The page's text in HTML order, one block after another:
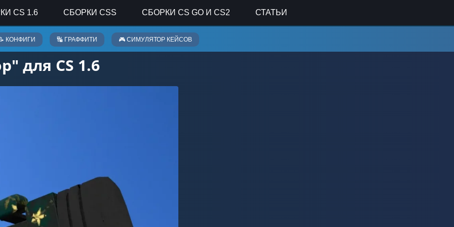
CS 1.6 СБОРКИ CSS СБОРКИ CS GO И CS2 СТАТЬИ
КОНФИГИ 🔣 ГРАФФИТИ 🎮 СИМУЛЯТОР КЕЙСОВ
для CS 1.6